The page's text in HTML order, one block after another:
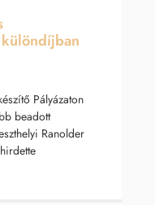
Pályázaton
beadott
Ranolder